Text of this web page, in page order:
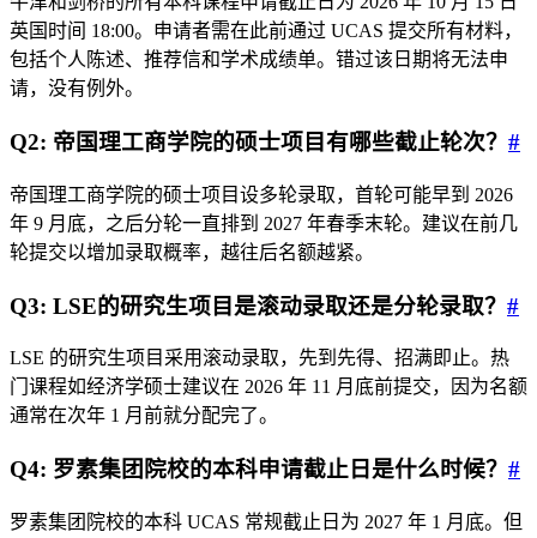
英国时间 18:00。申请者需在此前通过 UCAS 提交所有材料，
包括个人陈述、推荐信和学术成绩单。错过该日期将无法申
请，没有例外。
Q2: 帝国理工商学院的硕士项目有哪些截止轮次？ #
帝国理工商学院的硕士项目设多轮录取，首轮可能早到 2026
年 9 月底，之后分轮一直排到 2027 年春季末轮。建议在前几
轮提交以增加录取概率，越往后名额越紧。
Q3: LSE的研究生项目是滚动录取还是分轮录取？ #
LSE 的研究生项目采用滚动录取，先到先得、招满即止。热
门课程如经济学硕士建议在 2026 年 11 月底前提交，因为名额
通常在次年 1 月前就分配完了。
Q4: 罗素集团院校的本科申请截止日是什么时候？ #
罗素集团院校的本科 UCAS 常规截止日为 2027 年 1 月底。但